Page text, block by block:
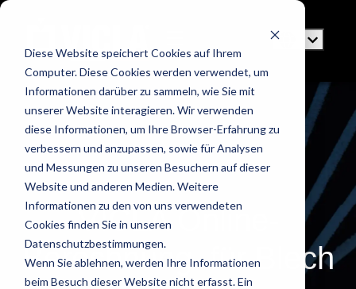
Diese Website speichert Cookies auf Ihrem
Computer. Diese Cookies werden verwendet, um
Informationen darüber zu sammeln, wie Sie mit
unserer Website interagieren. Wir verwenden
diese Informationen, um Ihre Browser-Erfahrung zu
verbessern und anzupassen, sowie für Analysen
und Messungen zu unseren Besuchern auf dieser
Website und anderen Medien. Weitere
Informationen zu den von uns verwendeten
Cookies finden Sie in unseren
Datenschutzbestimmungen.
Wenn Sie ablehnen, werden Ihre Informationen
beim Besuch dieser Website nicht erfasst. Ein
VICLA Online-
Berechnung für Blech